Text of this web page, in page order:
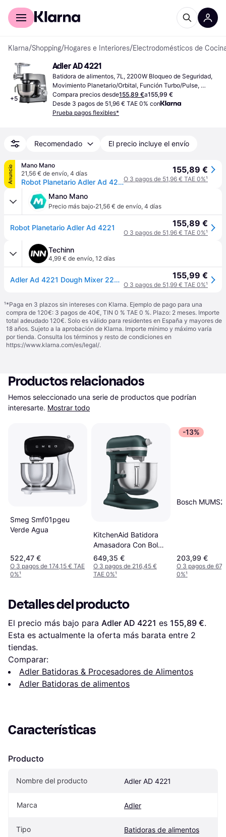
Comprar con Klarna
Klarna/Shopping/Hogares e Interiores/Electrodomésticos de
+5
Adler AD 4221
Batidora de alimentos, 7L, 2200W Bloqueo de Seguridad,
Movimiento Planetario/Orbital, Función Turbo/Pulse,
Protector contra Salpicaduras
Compara precios desde155,89 €a155,99 €
Desde 3 pagos de 51,96 € TAE 0% con
Prueba pagos flexibles*
Recomendado El precio incluye el envío
Anuncio
Mano Mano
21,56 € de envío, 4 días
Robot Planetario Adler Ad 4221
155,89 €
O 3 pagos de 51,96 € TAE 0%¹
Mano Mano
Precio más bajo·21,56 € de envío, 4 días
Robot Planetario Adler Ad 4221 155,89 €
O 3 pagos de 51,96 € TAE 0%¹
Techinn
4,99 € de envío, 12 días
Adler Ad 4221 Dough Mixer 2200w Plateado One Size / EU Plug 220V 155,99 €
O 3 pagos de 51,99 € TAE 0%¹
¹*Paga en 3 plazos sin intereses con Klarna. Ejemplo de pago para una
compra de 120€: 3 pagos de 40€, TIN 0 % TAE 0 %. Plazo: 2 meses. Importe
total adeudado 120€. Solo es válido para residentes en España y mayores de
18 años. Sujeto a la aprobación de Klarna. Importe mínimo y máximo varía
por tienda. Consulta los términos y resto de condiciones en
https://www.klarna.com/es/legal/.
Productos relacionados
Hemos seleccionado una serie de productos que podrían
interesarte. Mostrar todo
Smeg Smf01pgeu
Verde Agua
522,47 €
O 3 pagos de 174,15 € TAE
0%¹
KitchenAid Batidora
Amasadora Con Bol
Elevable 6.6L
649,35 €
O 3 pagos de 216,45 €
TAE 0%¹
-13%
Bosch
203,99 €
O 3 pagos de
0%¹
Detalles del producto
El precio más bajo para Adler AD 4221 es 155,89 €.
Esta es actualmente la oferta más barata entre 2
tiendas.
Comparar:
Adler Batidoras & Procesadores de Alimentos
Adler Batidoras de alimentos
Características
Producto
Nombre del producto Adler AD 4221
Marca Adler
Tipo Batidoras de alimentos